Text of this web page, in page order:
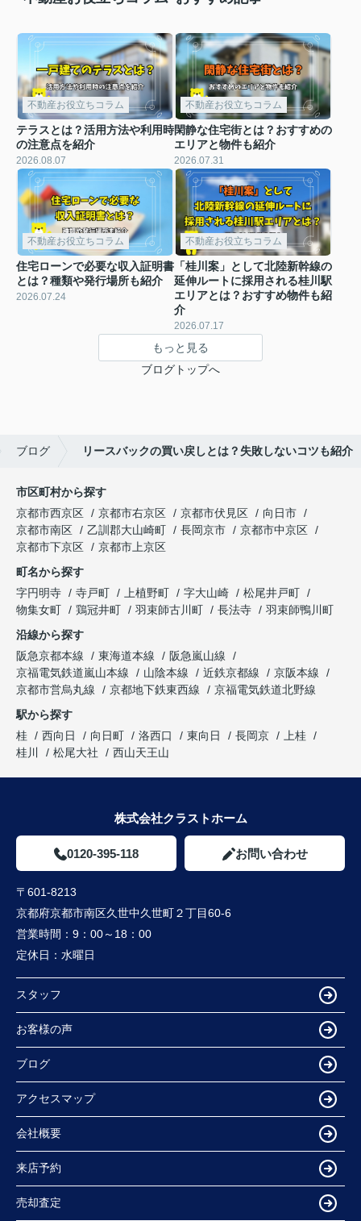
不動産お役立ちコラム
テラスとは？活用方法や利用時
の注意点を紹介
2026.08.07
不動産お役立ちコラム
閑静な住宅街とは？おすすめの
エリアと物件も紹介
2026.07.31
不動産お役立ちコラム
住宅ローンで必要な収入証明書
とは？種類や発行場所も紹介
2026.07.24
不動産お役立ちコラム
「桂川案」として北陸新幹線の
延伸ルートに採用される桂川駅
エリアとは？おすすめ物件も紹
介
2026.07.17
もっと見る
ブログトップへ
ブログ リースバックの買い戻しとは？失敗しないコツも紹介
市区町村から探す
京都市西京区
京都市右京区 京都市伏見区
向日市
京都市南区
乙訓郡大山崎町 長岡京市
京都市中京区
京都市下京区
京都市上京区
町名から探す
字円明寺
寺戸町 上植野町 字大山崎
松尾井戸町
物集女町
鶏冠井町 羽束師古川町 長法寺
羽束師鴨川町
沿線から探す
阪急京都本線
東海道本線
阪急嵐山線
京福電気鉄道嵐山本線
山陰本線 近鉄京都線
京阪本線
京都市営烏丸線
京都地下鉄東西線
京福電気鉄道北野線
駅から探す
桂
西向日 向日町 洛西口 東向日 長岡京
上桂
桂川
松尾大社 西山天王山
株式会社クラストホーム
0120-395-118 お問い合わせ
〒601-8213
京都府京都市南区久世中久世町２丁目60-6
営業時間： 9：00～18：00
定休日： 水曜日
スタッフ
お客様の声
ブログ
アクセスマップ
会社概要
来店予約
売却査定